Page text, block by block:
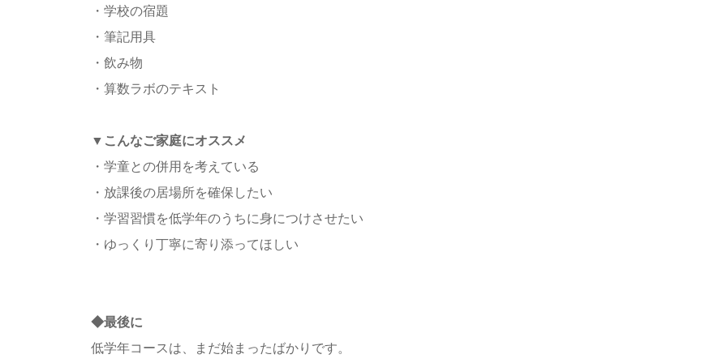
・学校の宿題
・筆記用具
・飲み物
・算数ラボのテキスト
▼ こんなご家庭にオススメ
・学童との併用を考えている
・放課後の居場所を確保したい
・学習習慣を低学年のうちに身につけさせたい
・ゆっくり丁寧に寄り添ってほしい
◆最後に
低学年コースは、まだ始まったばかりです。